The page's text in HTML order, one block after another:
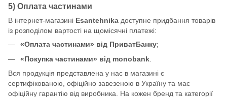
5) Оплата частинами
В інтернет-магазині Esantehnika доступне придбання товарів
із розподілом вартості на щомісячні платежі:
«Оплата частинами» від ПриватБанку;
«Покупка частинами» від monobank
Вся продукція представлена у нас в магазині є
сертифікованою, офіційно завезеною в Україну та має
офіційну гарантію від виробника. На кожен бренд та категорії